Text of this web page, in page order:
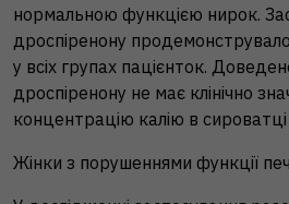
нормальною функцією нирок.
дроспіренону
у всіх групах пацієнток.
дроспіренону не має клінічно
концентрацію калію в сироватці
Жінки з порушеннями функції